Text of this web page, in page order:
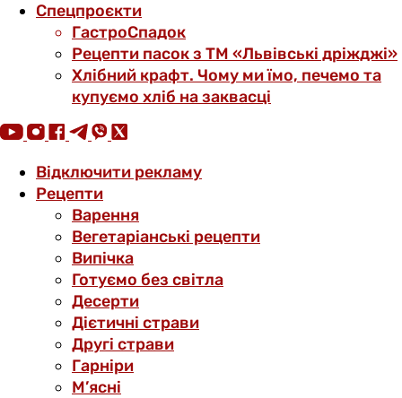
Спецпроєкти
ГастроСпадок
Рецепти пасок з ТМ «Львівські дріжджі»
Хлібний крафт. Чому ми їмо, печемо та
купуємо хліб на заквасці
Відключити рекламу
Рецепти
Варення
Вегетаріанські рецепти
Випічка
Готуємо без світла
Десерти
Дієтичні страви
Другі страви
Гарніри
М’ясні